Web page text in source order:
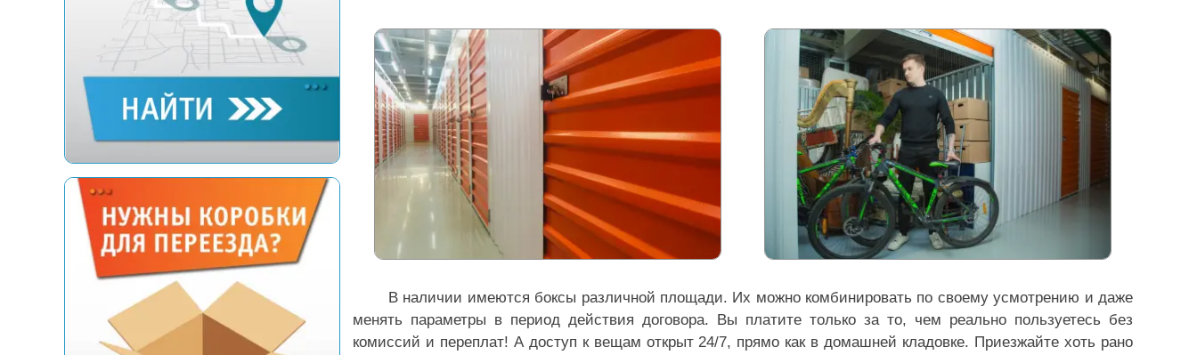
В наличии имеются боксы различной площади. Их можно комбинировать по своему усмотрению и даже
менять параметры в период действия договора. Вы платите только за то, чем реально пользуетесь без
комиссий и переплат! А доступ к вещам открыт 24/7, прямо как в домашней кладовке. Приезжайте хоть рано